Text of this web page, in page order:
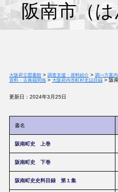
阪南市（
大阪府立図書館> 調査支援・資料紹介> 調べ方案内
資料・古典籍関係> 大阪府内市町村史誌目録> 阪
更新日：2024年3月25日
書名
阪南町史 上巻
阪南町史 下巻
阪南町史史料目録 第１集